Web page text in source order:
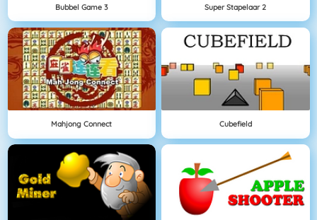
Bubbel Game 3 Super Stapelaar 2
Mahjong Connect Cubefield